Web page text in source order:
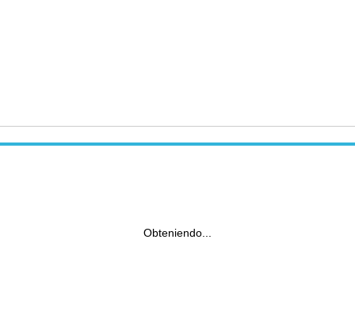
Obteniendo...